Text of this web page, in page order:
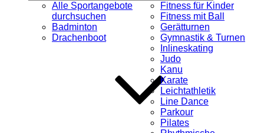
Alle Sportangebote
durchsuchen
Badminton
Drachenboot
Fitness für Kinder
Fitness mit Ball
Gerätturnen
Gymnastik & Turnen
Inlineskating
Judo
Kanu
Karate
Leichtathletik
Line Dance
Parkour
Pilates